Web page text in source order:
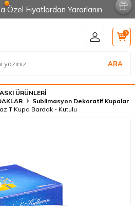
Özel Fiyatlardan Yararlanın
ARA
0
ÜRÜNLERİ
Sublimasyon Dekoratif Kupalar
T Kupa Bardak - Kutulu